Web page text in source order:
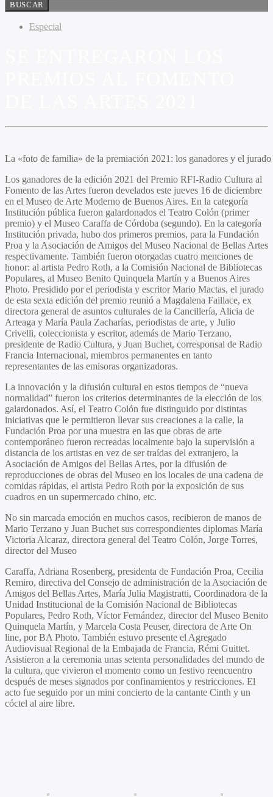
Especial
La «foto de familia» de la premiación 2021: los ganadores y el
Los ganadores de la edición 2021 del Premio RFI-Radio Cultura al
Fomento de las Artes fueron develados este jueves 16 de diciembre
en el Museo de Arte Moderno de Buenos Aires. En la categoría
Institución pública fueron galardonados el Teatro Colón (primer
premio) y el Museo Caraffa de Córdoba (segundo). En la categoría
Institución privada, hubo dos primeros premios, para la Fundación
Proa y la Asociación de Amigos del Museo Nacional de Bellas Artes
respectivamente. También fueron otorgadas cuatro menciones de
honor: al artista Pedro Roth, a la Comisión Nacional de Bibliotecas
Populares, al Museo Benito Quinquela Martín y a Buenos Aires
Photo. Presidido por el periodista y escritor Mario Mactas, el jurado
de esta sexta edición del premio reunió a Magdalena Faillace, ex
directora general de asuntos culturales de la Cancillería, Alicia de
Arteaga y María Paula Zacharías, periodistas de arte, y Julio
Crivelli, coleccionista y escritor, además de Mario Terzano,
presidente de Radio Cultura, y Juan Buchet, corresponsal de Radio
Francia Internacional, miembros permanentes en tanto
representantes de las emisoras organizadoras.
La innovación y la difusión cultural en estos tiempos de “nueva
normalidad” fueron los criterios determinantes de la elección de los
galardonados. Así, el Teatro Colón fue distinguido por distintas
iniciativas que le permitieron llevar sus creaciones a la calle, la
Fundación Proa por una muestra en las que obras de arte
contemporáneo fueron recreadas localmente bajo la supervisión a
distancia de los artistas en vez de ser traídas del extranjero, la
Asociación de Amigos del Bellas Artes, por la difusión de
reproducciones de obras del Museo en los locales de una cadena de
comidas rápidas, el artista Pedro Roth por la exposición de sus
cuadros en un supermercado chino, etc.
No sin marcada emoción en muchos casos, recibieron de manos de
Mario Terzano y Juan Buchet sus correspondientes diplomas María
Victoria Alcaraz, directora general del Teatro Colón, Jorge Torres,
director del Museo
Caraffa, Adriana Rosenberg, presidenta de Fundación Proa, Cecilia
Remiro, directiva del Consejo de administración de la Asociación de
Amigos del Bellas Artes, María Julia Magistratti, Coordinadora de la
Unidad Institucional de la Comisión Nacional de Bibliotecas
Populares, Pedro Roth, Víctor Fernández, director del Museo Benito
Quinquela Martín, y Marcela Costa Peuser, directora de Arte On
line, por BA Photo. También estuvo presente el Agregado
Audiovisual Regional de la Embajada de Francia, Rémi Guittet.
Asistieron a la ceremonia unas setenta personalidades del mundo de
la cultura, que vivieron el momento como un festivo reencuentro
después de meses signados por confinamientos y restricciones. El
acto fue seguido por un mini concierto de la cantante Cinth y un
cóctel al aire libre.